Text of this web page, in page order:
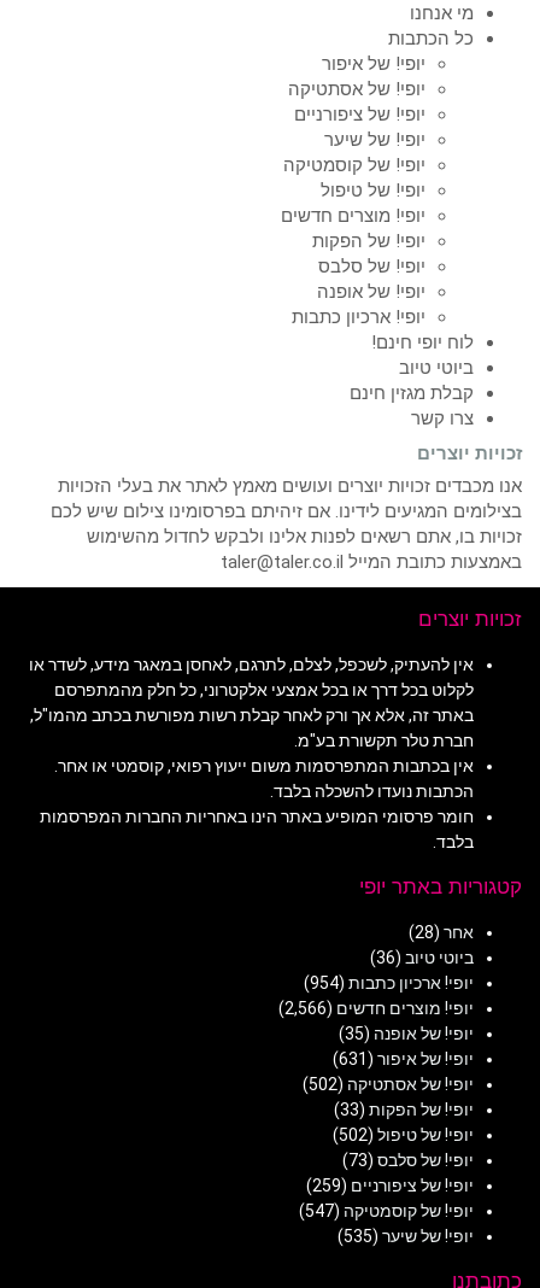
מי אנחנו
כל הכתבות
יופי! של איפור
יופי! של אסתטיקה
יופי! של ציפורניים
יופי! של שיער
יופי! של קוסמטיקה
יופי! של טיפול
יופי! מוצרים חדשים
יופי! של הפקות
יופי! של סלבס
יופי! של אופנה
יופי! ארכיון כתבות
לוח יופי חינם!
ביוטי טיוב
קבלת מגזין חינם
צרו קשר
זכויות יוצרים
אנו מכבדים זכויות יוצרים ועושים מאמץ לאתר את בעלי הזכויות
בצילומים המגיעים לידינו. אם זיהיתם בפרסומינו צילום שיש לכם
זכויות בו, אתם רשאים לפנות אלינו ולבקש לחדול מהשימוש
באמצעות כתובת המייל taler@taler.co.il
זכויות יוצרים
אין להעתיק, לשכפל, לצלם, לתרגם, לאחסן במאגר מידע, לשדר או
לקלוט בכל דרך או בכל אמצעי אלקטרוני, כל חלק מהמתפרסם
באתר זה, אלא אך ורק לאחר קבלת רשות מפורשת בכתב מהמו"ל,
חברת טלר תקשורת בע"מ.
אין בכתבות המתפרסמות משום ייעוץ רפואי, קוסמטי או אחר.
הכתבות נועדו להשכלה בלבד.
חומר פרסומי המופיע באתר הינו באחריות החברות המפרסמות
בלבד.
קטגוריות באתר יופי
אחר (28)
ביוטי טיוב (36)
יופי! ארכיון כתבות (954)
יופי! מוצרים חדשים (2,566)
יופי! של אופנה (35)
יופי! של איפור (631)
יופי! של אסתטיקה (502)
יופי! של הפקות (33)
יופי! של טיפול (502)
יופי! של סלבס (73)
יופי! של ציפורניים (259)
יופי! של קוסמטיקה (547)
יופי! של שיער (535)
כתובתנו